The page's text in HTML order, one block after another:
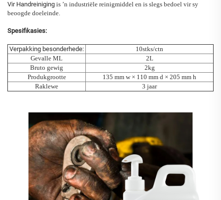
Vir Handreiniging is ’n industriële reinigmiddel en is slegs bedoel vir sy
beoogde doeleinde.
Spesifikasies:
Verpakking besonderhede:
10stks/ctn
Gevalle ML
2L
Bruto gewig
2kg
Produkgrootte
135 mm w × 110 mm d × 205 mm h
Raklewe
3 jaar